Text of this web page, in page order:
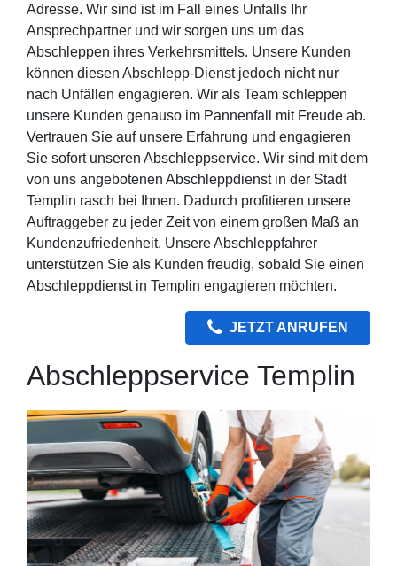
Adresse. Wir sind ist im Fall eines Unfalls Ihr
Ansprechpartner und wir sorgen uns um das
Abschleppen ihres Verkehrsmittels. Unsere Kunden
können diesen Abschlepp-Dienst jedoch nicht nur
nach Unfällen engagieren. Wir als Team schleppen
unsere Kunden genauso im Pannenfall mit Freude ab.
Vertrauen Sie auf unsere Erfahrung und engagieren
Sie sofort unseren Abschleppservice. Wir sind mit dem
von uns angebotenen Abschleppdienst in der Stadt
Templin rasch bei Ihnen. Dadurch profitieren unsere
Auftraggeber zu jeder Zeit von einem großen Maß an
Kundenzufriedenheit. Unsere Abschleppfahrer
unterstützen Sie als Kunden freudig, sobald Sie einen
Abschleppdienst in Templin engagieren möchten.
JETZT ANRUFEN
Abschleppservice Templin